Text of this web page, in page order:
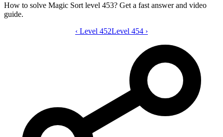
How to solve Magic Sort level 453? Get a fast answer and video
guide.
Magic Sort level 453 video guide
‹ Level 452Level 454 ›